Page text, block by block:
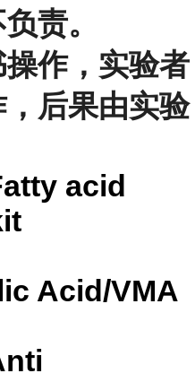
责。
作，实验者
后果由实验
acid
Acid/VMA